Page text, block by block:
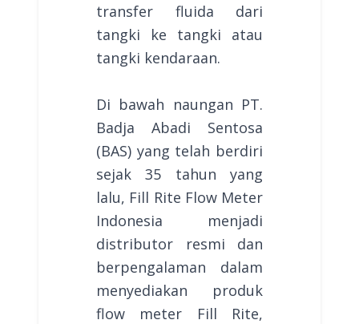
transfer fluida dari
tangki ke tangki atau
tangki kendaraan.
Di bawah naungan PT.
Badja Abadi Sentosa
(BAS) yang telah berdiri
sejak 35 tahun yang
lalu, Fill Rite Flow Meter
Indonesia menjadi
distributor resmi dan
berpengalaman dalam
menyediakan produk
flow meter Fill Rite,